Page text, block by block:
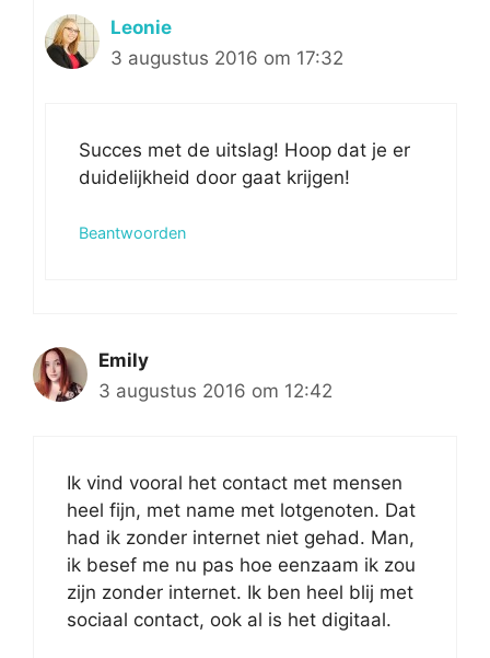
Leonie
3 augustus 2016 om 17:32
Succes met de uitslag! Hoop dat je er
duidelijkheid door gaat krijgen!
Beantwoorden
Emily
3 augustus 2016 om 12:42
Ik vind vooral het contact met mensen
heel fijn, met name met lotgenoten. Dat
had ik zonder internet niet gehad. Man,
ik besef me nu pas hoe eenzaam ik zou
zijn zonder internet. Ik ben heel blij met
sociaal contact, ook al is het digitaal.